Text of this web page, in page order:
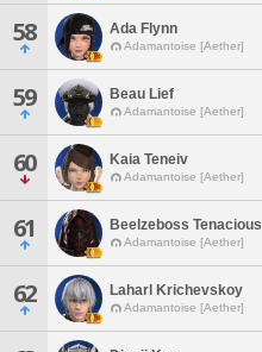
58 Ada Flynn
Adamantoise [Aether]
59 Beau Lief
Adamantoise [Aether]
60 Kaia Teneiv
Adamantoise [Aether]
61 Beelzeboss Tenacious
Adamantoise [Aether]
62 Laharl Krichevskoy
Adamantoise [Aether]